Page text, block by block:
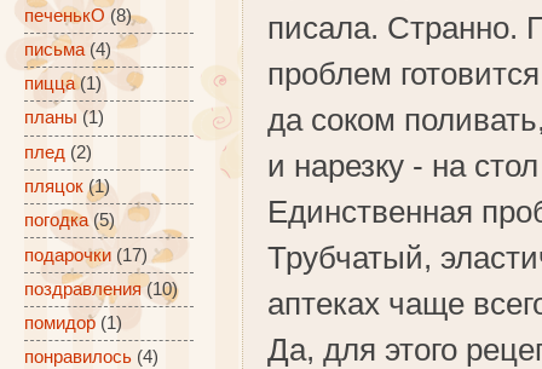
писала. Странно.
проблем
да соком
и нарезку - на
Единственная
Трубчатый,
аптеках чаще
Да, для этого
печенькО (8)
письма (4)
пицца (1)
планы (1)
плед (2)
пляцок (1)
погодка (5)
подарочки (17)
поздравления (10)
помидор (1)
понравилось (4)